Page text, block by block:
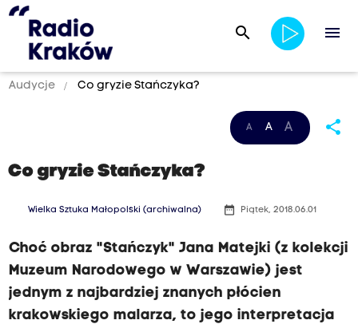
search menu
Audycje Co gryzie Stańczyka?
A A A share
Co gryzie Stańczyka?
Wielka Sztuka Małopolski (archiwalna) date_range Piątek, 2018.06.01
Choć obraz "Stańczyk" Jana Matejki (z kolekcji
Muzeum Narodowego w Warszawie) jest
jednym z najbardziej znanych płócien
krakowskiego malarza, to jego interpretacja